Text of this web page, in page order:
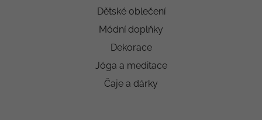
Dětské oblečení
Módní doplňky
Dekorace
Jóga a meditace
Čaje a dárky